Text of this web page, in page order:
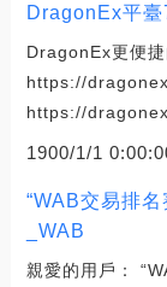
DragonEx平
DragonEx更便捷
https://
https://dragonex.
1900/1/1
“WAB交易排
_WAB
親愛的用戶：